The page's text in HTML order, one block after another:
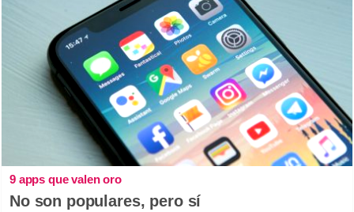
9 apps que valen oro
No son populares, pero sí